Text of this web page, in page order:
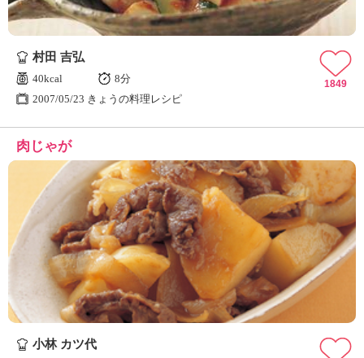
村田 吉弘
40kcal
8分
2007/05/23 きょうの料理レシピ
1849
肉じゃが
小林 カツ代